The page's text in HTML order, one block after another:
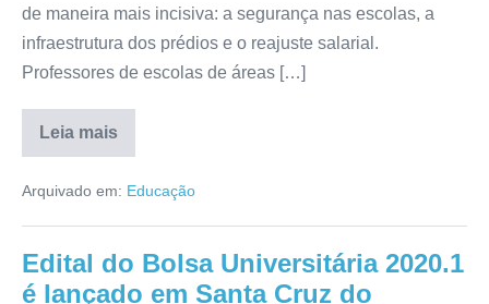
de maneira mais incisiva: a segurança nas escolas, a
infraestrutura dos prédios e o reajuste salarial.
Professores de escolas de áreas […]
Leia mais
Arquivado em: Educação
Edital do Bolsa Universitária 2020.1
é lançado em Santa Cruz do